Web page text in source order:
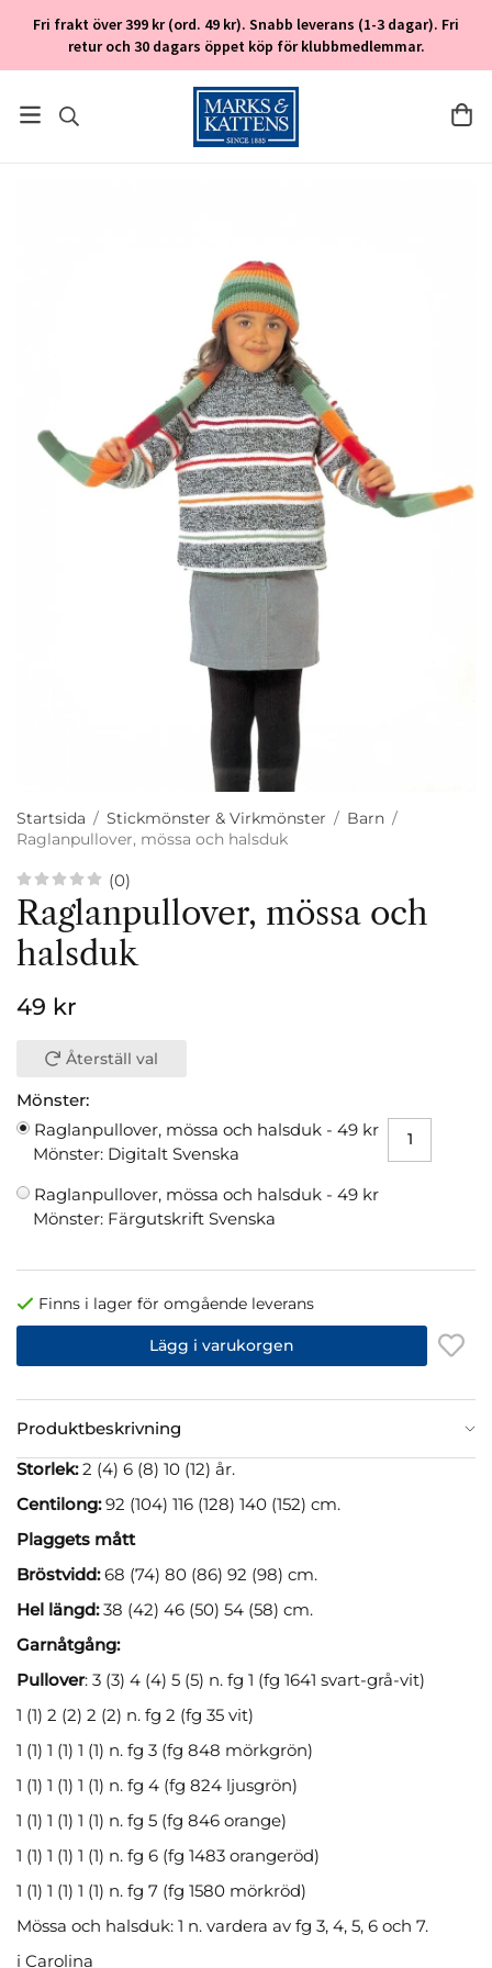
Fri frakt över 399 kr (ord. 49 kr). Snabb leverans (1-3 dagar). Fri
retur och 30 dagars öppet köp för klubbmedlemmar.
Startsida / Stickmönster & Virkmönster / Barn /
Raglanpullover, mössa och halsduk
(0)
Raglanpullover, mössa och
halsduk
49 kr
Återställ val
Mönster:
Raglanpullover, mössa och halsduk - 49 kr
Mönster: Digitalt Svenska
Raglanpullover, mössa och halsduk - 49 kr
Mönster: Färgutskrift Svenska
Finns i lager för omgående leverans
Lägg i varukorgen
Produktbeskrivning
Storlek:2 (4) 6 (8) 10 (12) år.
Centilong:92 (104) 116 (128) 140 (152) cm.
Plaggets mått
Bröstvidd:68 (74) 80 (86) 92 (98) cm.
Hel längd:38 (42) 46 (50) 54 (58) cm.
Garnåtgång:
Pullover: 3 (3) 4 (4) 5 (5) n. fg 1 (fg 1641 svart-grå-vit)
1 (1) 2 (2) 2 (2) n. fg 2 (fg 35 vit)
1 (1) 1 (1) 1 (1) n. fg 3 (fg 848 mörkgrön)
1 (1) 1 (1) 1 (1) n. fg 4 (fg 824 ljusgrön)
1 (1) 1 (1) 1 (1) n. fg 5 (fg 846 orange)
1 (1) 1 (1) 1 (1) n. fg 6 (fg 1483 orangeröd)
1 (1) 1 (1) 1 (1) n. fg 7 (fg 1580 mörkröd)
Mössa och halsduk: 1 n. vardera av fg 3, 4, 5, 6 och 7.
i Carolina